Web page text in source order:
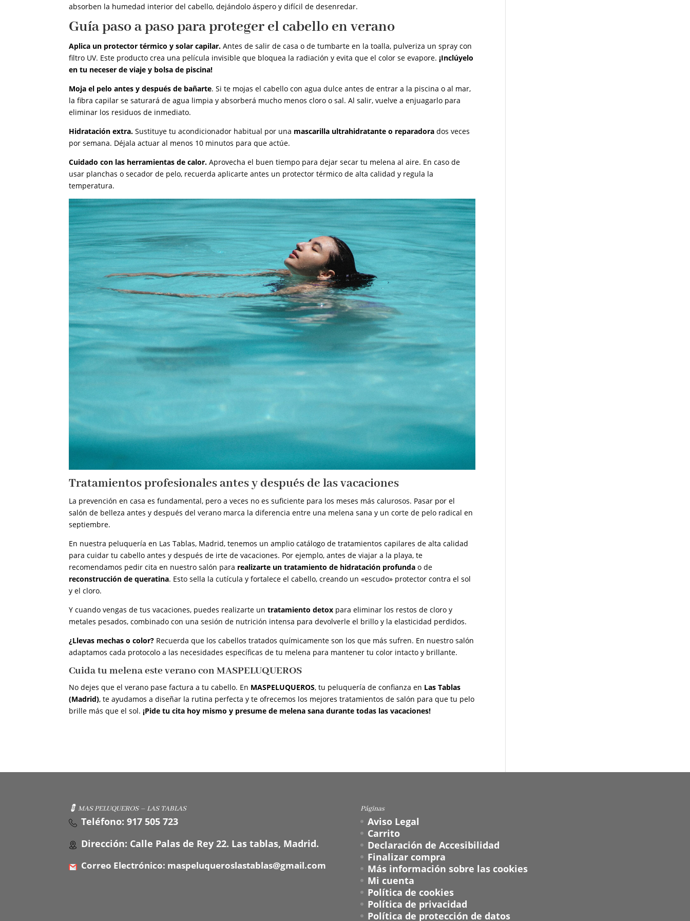
absorben la humedad interior del cabello, dejándolo áspero y difícil de desenredar.
Guía paso a paso para proteger el cabello en verano
Aplica un protector térmico y solar capilar.Antes de salir de casa o de tumbarte en la toalla, pulveriza un spray con
filtro UV. Este producto crea una película invisible que bloquea la radiación y evita que el color se evapore.¡Inclúyelo
en tu neceser de viaje y bolsa de piscina!
Moja el pelo antes y después de bañarte. Si te mojas el cabello con agua dulce antes de entrar a la piscina o al mar,
la fibra capilar se saturará de agua limpia y absorberá mucho menos cloro o sal. Al salir, vuelve a enjuagarlo para
eliminar los residuos de inmediato.
Hidratación extra.Sustituye tu acondicionador habitual por una mascarilla ultrahidratante o reparadora dos veces
por semana. Déjala actuar al menos 10 minutos para que actúe.
Cuidado con las herramientas de calor.Aprovecha el buen tiempo para dejar secar tu melena al aire. En caso de
usar planchas o secador de pelo, recuerda aplicarte antes un protector térmico de alta calidad y regula la
temperatura.
Tratamientos profesionales antes y después de las vacaciones
La prevención en casa es fundamental, pero a veces no es suficiente para los meses más calurosos. Pasar por el
salón de belleza antes y después del verano marca la diferencia entre una melena sana y un corte de pelo radical en
septiembre.
En nuestra peluquería en Las Tablas, Madrid, tenemos un amplio catálogo de tratamientos capilares de alta calidad
para cuidar tu cabello antes y después de irte de vacaciones. Por ejemplo, antes de viajar a la playa, te
recomendamos pedir cita en nuestro salón para realizarte un tratamiento de hidratación profunda o de
reconstrucción de queratina. Esto sella la cutícula y fortalece el cabello, creando un «escudo» protector contra el sol
y el cloro.
Y cuando vengas de tus vacaciones, puedes realizarte untratamiento detox para eliminar los restos de cloro y
metales pesados, combinado con una sesión de nutrición intensa para devolverle el brillo y la elasticidad perdidos.
¿Llevas mechas o color? Recuerda que los cabellos tratados químicamente son los que más sufren. En nuestro salón
adaptamos cada protocolo a las necesidades específicas de tu melena para mantener tu color intacto y brillante.
Cuida tu melena este verano con MASPELUQUEROS
No dejes que el verano pase factura a tu cabello. En MASPELUQUEROS, tu peluquería de confianza en Las Tablas
(Madrid), te ayudamos a diseñar la rutina perfecta y te ofrecemos los mejores tratamientos de salón para que tu pelo
brille más que el sol.¡Pide tu cita hoy mismo y presume de melena sana durante todas las vacaciones!
💈 MAS PELUQUEROS – LAS TABLAS
Teléfono: 917 505 723
Dirección: Calle Palas de Rey 22. Las tablas, Madrid.
Correo Electrónico: maspeluqueroslastablas@gmail.com
Páginas
Aviso Legal
Carrito
Declaración de Accesibilidad
Finalizar compra
Más información sobre las cookies
Mi cuenta
Política de cookies
Política de privacidad
Política de protección de datos